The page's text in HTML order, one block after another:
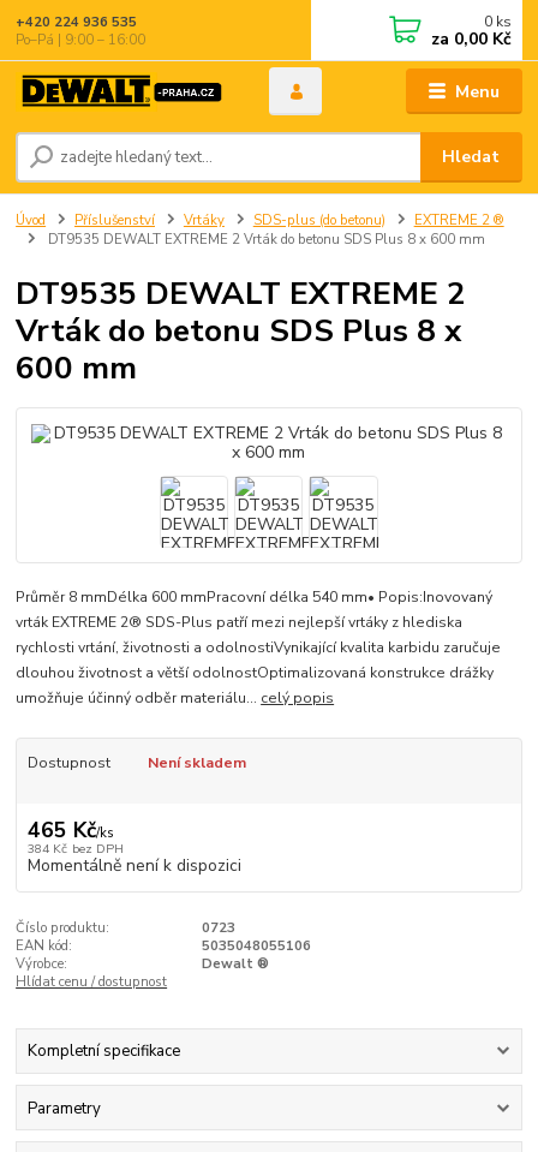
Menu
Hledat
+420 224 936 535
Po–Pá | 9:00 – 16:00
0 ks
za 0,00 Kč
Úvod Příslušenství Vrtáky SDS-plus (do betonu)
EXTREME 2 ®
DT9535 DEWALT EXTREME 2 Vrták do betonu SDS Plus 8 x 600 mm
DT9535 DEWALT EXTREME 2
Vrták do betonu SDS Plus 8 x
600 mm
Průměr 8 mmDélka 600 mmPracovní délka 540 mm• Popis:Inovovaný
vrták EXTREME 2® SDS-Plus patří mezi nejlepší vrtáky z hlediska
rychlosti vrtání, životnosti a odolnostiVynikající kvalita karbidu zaručuje
dlouhou životnost a větší odolnostOptimalizovaná konstrukce drážky
umožňuje účinný odběr materiálu... celý popis
Dostupnost Není skladem
465 Kč/ks
384 Kč bez DPH
Momentálně není k dispozici
Číslo produktu:
0723
EAN kód:
5035048055106
Výrobce:
Dewalt ®
Hlídat cenu / dostupnost
Kompletní specifikace
Parametry